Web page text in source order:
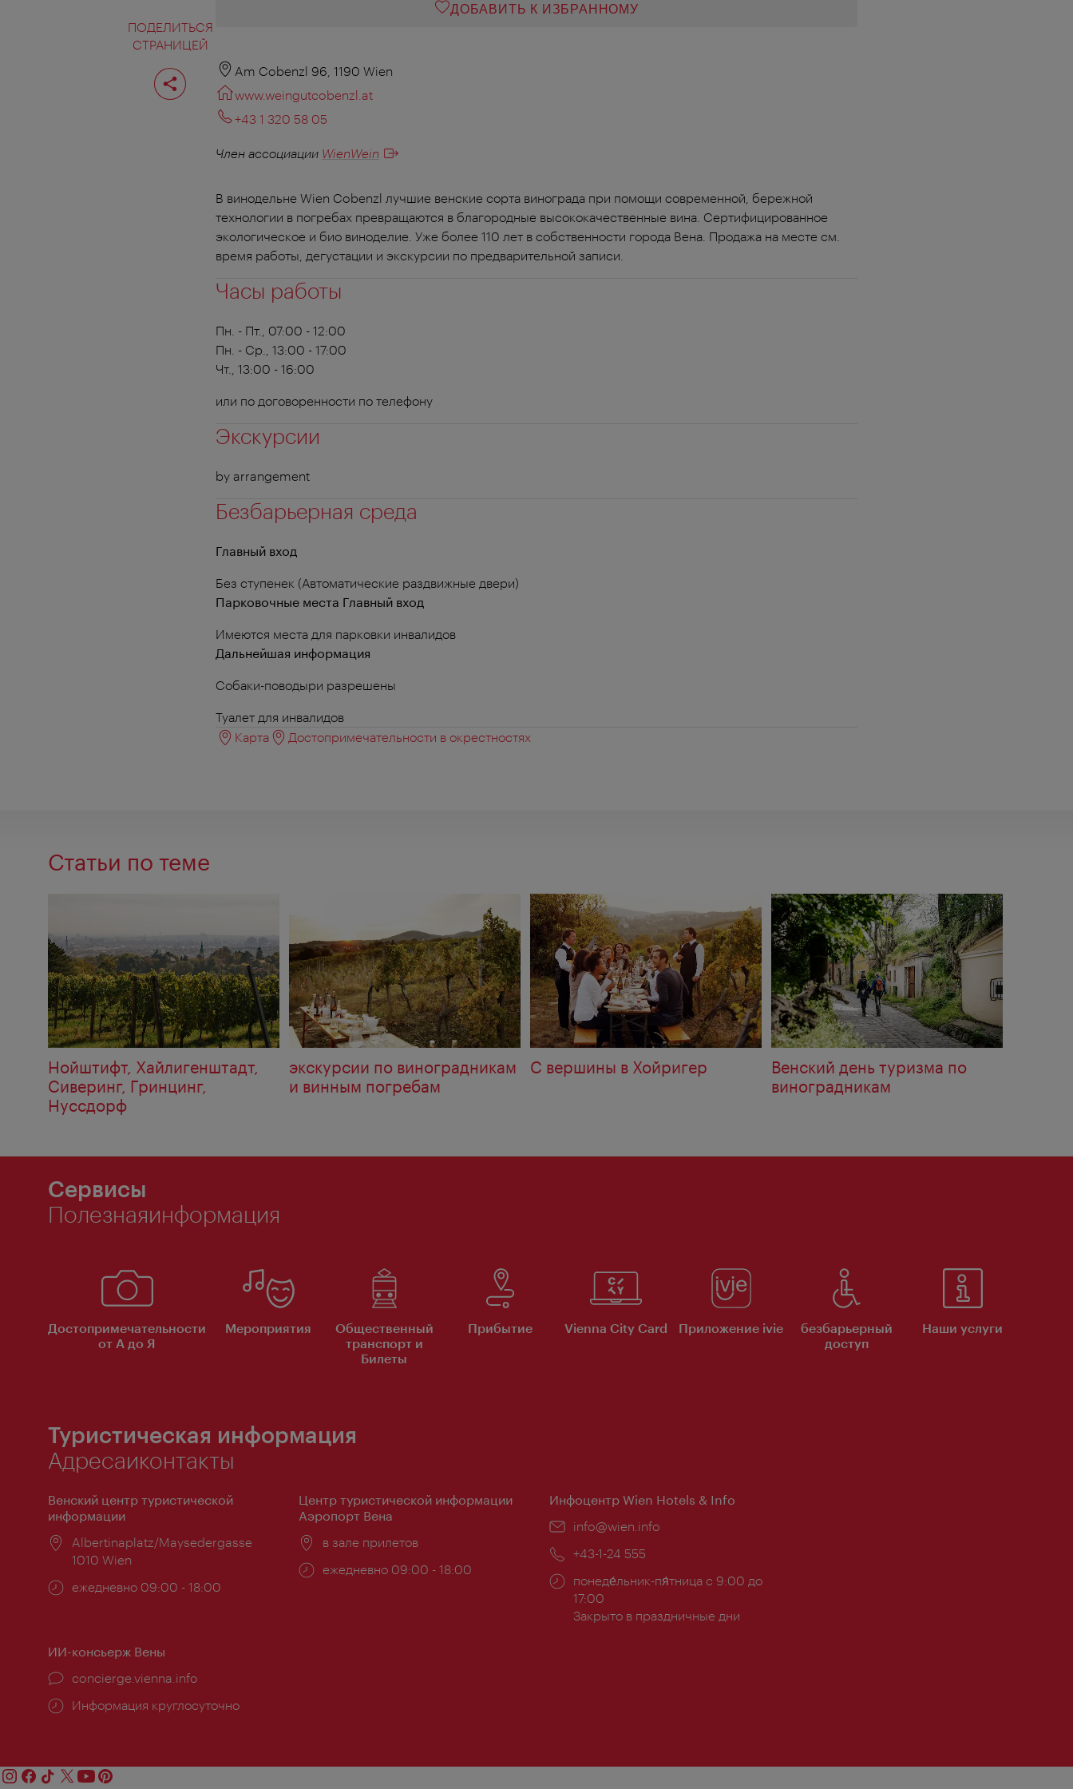
ПОДЕЛИТЬСЯ
СТРАНИЦЕЙ
Поделиться
страницей
ДОБАВИТЬ К ИЗБРАННОМУ
Am Cobenzl 96, 1190 Wien
www.weingutcobenzl.at
+43 1 320 58 05
Член ассоциации WienWein
В винодельне Wien Cobenzl лучшие венские сорта винограда при помощи современной, бережной
технологии в погребах превращаются в благородные высококачественные вина. Сертифицированное
экологическое и био виноделие. Уже более 110 лет в собственности города Вена. Продажа на месте см.
время работы, дегустации и экскурсии по предварительной записи.
Часы работы
Пн. - Пт., 07:00 - 12:00
Пн. - Ср., 13:00 - 17:00
Чт., 13:00 - 16:00
или по договоренности по телефону
Экскурсии
by arrangement
Безбарьерная среда
Главный вход
Без ступенек (Автоматические раздвижные двери)
Парковочные места Главный вход
Имеются места для парковки инвалидов
Дальнейшая информация
Собаки-поводыри разрешены
Туалет для инвалидов
Карта
Достопримечательности в окрестностях
Статьи по теме
Нойштифт, Хайлигенштадт,
Сиверинг, Гринцинг,
Нуссдорф
экскурсии по виноградникам
и винным погребам
С вершины в Хойригер
Венский день туризма по
виноградникам
Сервисы
Полезнаяинформация
Достопримечательности
от А до Я
Мероприятия
Общественный
транспорт и
Билеты
Прибытие Vienna City Card Приложение ivie
безбарьерный
доступ
Наши услуги
Туристическая информация
Адресаиконтакты
Венский центр туристической
информации
Расположение:
Albertinaplatz/Maysedergasse
1010 Wien
Часы
ежедневно 09:00 - 18:00
Центр туристической информации
Аэропорт Вена
Расположение:
в зале прилетов
Часы
ежедневно 09:00 - 18:00
Инфоцентр Wien Hotels & Info
Эл.
info@wien.info
Телефон:
+43-1-24 555
Часы
работы:
понеде́льник-пя́тница с 9:00 до
17:00
Закрыто в праздничные дни
ИИ-консьерж Вены
concierge.vienna.info
Информация круглосуточно